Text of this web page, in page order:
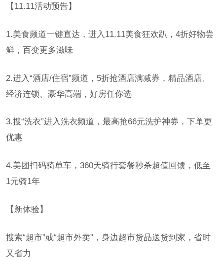
【11.11活动预告】
1.美食频道一键直达，进入11.11美食狂欢趴，4折好物尝
鲜，百变更多滋味
2.进入“酒店/住宿”频道，5折抢酒店满减券，精品酒店、
经济连锁、豪华高端，好房任你选
3.搜“洗衣”进入洗衣频道，最高抢66元洗护神券，下单更
优惠
4.美团扫码骑单车，360天骑行套餐秒杀超值回馈，低至
1元骑1年
【新体验】
搜索“超市”或“超市外卖”，身边超市货品送货到家，省时
又省力